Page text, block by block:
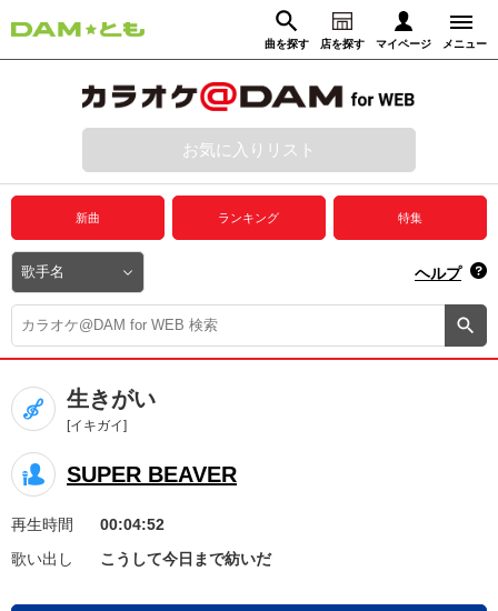
曲を探す 店を探す マイページ メニュー
動画からさがす 録音からさがす
ログイン
プレミアムサービス
DAM★とも動画
DAM★とも録音
カラオケ＠DAM
ユーザー検索
キャンペーン
お知らせ よくあるご質問
お気に入りリスト
新曲 ランキング 特集
ヘルプ
生きがい
[イキガイ]
SUPER BEAVER
再生時間
00:04:52
歌い出し
こうして今日まで紡いだ